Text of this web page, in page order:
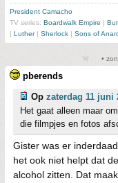
President Camacho
TV series: Boardwalk Empire
Luther| Sherlock Sons of
•
pberends
Op zaterdag 11 juni
Het gaat alleen maar
die filmpjes en fotos
Gister was er
het ook niet helpt dat
alcohol zitten. Dat